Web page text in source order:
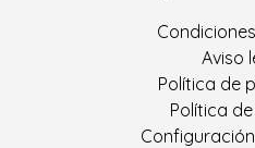
Aviso
Política de
Política